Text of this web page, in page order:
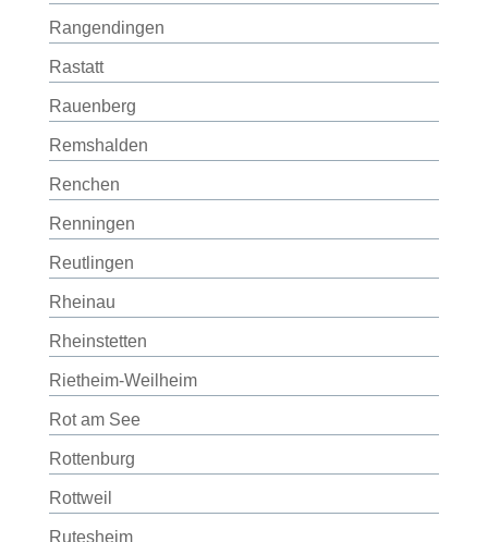
Rangendingen
Rastatt
Rauenberg
Remshalden
Renchen
Renningen
Reutlingen
Rheinau
Rheinstetten
Rietheim-Weilheim
Rot am See
Rottenburg
Rottweil
Rutesheim